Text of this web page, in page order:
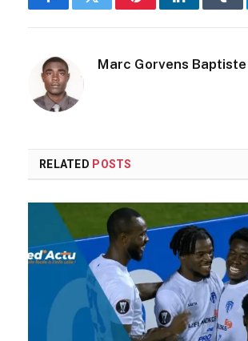
FacebookTwitterPinterestLinkedIn
Marc Gorvens Baptiste
RELATED POSTS